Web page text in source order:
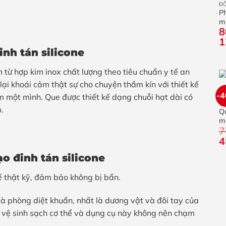
tán silicone
từ hợp kim inox chất lượng theo tiêu chuẩn y tế an
khoái cảm thật sự cho chuyện thầm kín với thiết kế
một mình. Que được thiết kế dạng chuỗi hạt dài có
đinh tán silicone
thật kỹ, đảm bảo không bị bẩn.
phòng diệt khuẩn, nhất là dương vật và đôi tay của
sinh sạch cơ thể và dụng cụ này không nên chạm
-